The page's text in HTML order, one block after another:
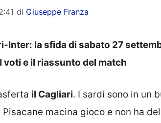
di Giuseppe Franza
Inter: la sfida di sabato 27
voti e il riassunto del match
il Cagliari. I sardi sono in un
macina gioco e non ha